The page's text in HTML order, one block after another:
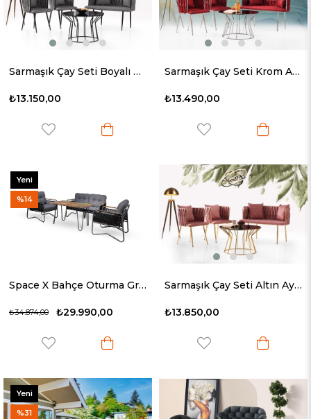
Sarmaşık Çay Seti Boyalı Ayak
₺13.150,00
Sarmaşık Çay Seti Krom Ayak
₺13.490,00
Space X Bahçe Oturma Grubu
₺29.990,00
₺34.874,00
Yeni
Ürün
%14
Sarmaşık Çay Seti Altın Ayak
₺13.850,00
Yeni
Ürün
%31